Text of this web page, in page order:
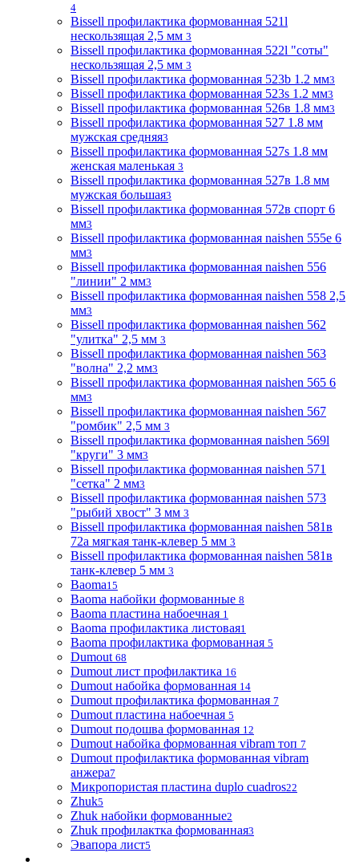
4
Bissell профилактика формованная 521l
нескользящая 2,5 мм 3
Bissell профилактика формованная 522l "соты"
нескользящая 2,5 мм 3
Bissell профилактика формованная 523b 1.2 мм3
Bissell профилактика формованная 523s 1.2 мм3
Bissell профилактика формованная 526в 1.8 мм3
Bissell профилактика формованная 527 1.8 мм
мужская средняя3
Bissell профилактика формованная 527s 1.8 мм
женская маленькая 3
Bissell профилактика формованная 527в 1.8 мм
мужская большая3
Bissell профилактика формованная 572в спорт 6
мм3
Bissell профилактика формованная naishen 555е 6
мм3
Bissell профилактика формованная naishen 556
"линии" 2 мм3
Bissell профилактика формованная naishen 558 2,5
мм3
Bissell профилактика формованная naishen 562
"улитка" 2,5 мм 3
Bissell профилактика формованная naishen 563
"волна" 2,2 мм3
Bissell профилактика формованная naishen 565 6
мм3
Bissell профилактика формованная naishen 567
"ромбик" 2,5 мм 3
Bissell профилактика формованная naishen 569l
"круги" 3 мм3
Bissell профилактика формованная naishen 571
"сетка" 2 мм3
Bissell профилактика формованная naishen 573
"рыбий хвост" 3 мм 3
Bissell профилактика формованная naishen 581в
72а мягкая танк-клевер 5 мм 3
Bissell профилактика формованная naishen 581в
танк-клевер 5 мм 3
Baoma15
Baoma набойки формованные 8
Baoma пластина набоечная 1
Baoma профилактика листовая1
Baoma профилактика формованная 5
Dumout 68
Dumout лист профилактика 16
Dumout набойка формованная 14
Dumout профилактика формованная 7
Dumout пластина набоечная 5
Dumout подошва формованная 12
Dumout набойка формованная vibram топ 7
Dumout профилактика формованная vibram
анжера7
Микропористая пластина duplo cuadros22
Zhuk5
Zhuk набойки формованные2
Zhuk профилактка формованная3
Эвапора лист5